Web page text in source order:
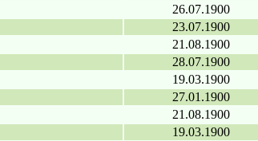
26.07.1900
23.07.1900
21.08.1900
28.07.1900
19.03.1900
27.01.1900
21.08.1900
19.03.1900